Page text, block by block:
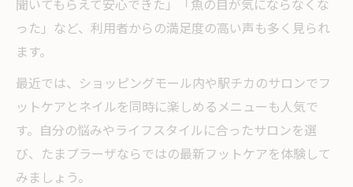
った」など、利用者からの満足度の高い声も多く見られ
ます。
最近では、ショッピングモール内や駅チカのサロンでフ
ットケアとネイルを同時に楽しめるメニューも人気で
す。自分の悩みやライフスタイルに合ったサロンを選
び、たまプラーザならではの最新フットケアを体験して
みましょう。